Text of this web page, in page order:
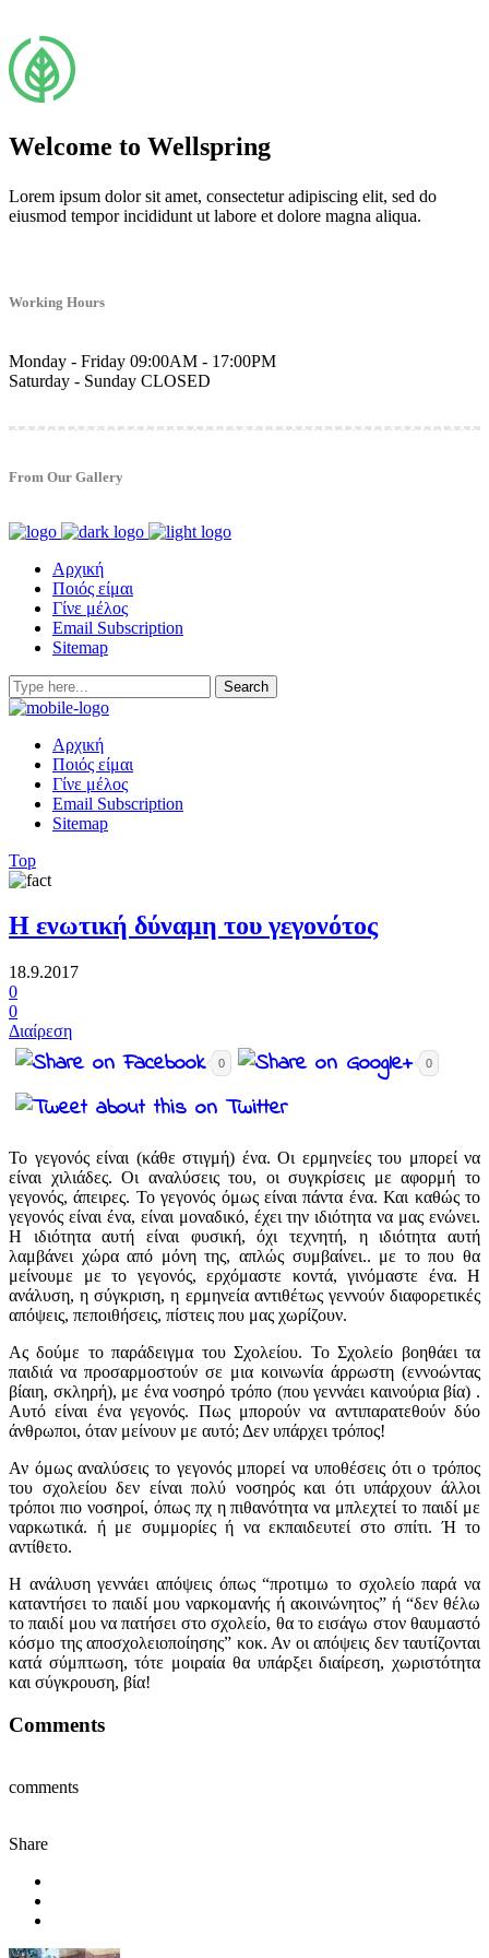
Welcome to Wellspring
Lorem ipsum dolor sit amet, consectetur adipiscing elit, sed do
eiusmod tempor incididunt ut labore et dolore magna aliqua.
Working Hours
Monday - Friday 09:00AM - 17:00PM
Saturday - Sunday CLOSED
From Our Gallery
Αρχική
Ποιός είμαι
Γίνε μέλος
Email Subscription
Sitemap
Αρχική
Ποιός είμαι
Γίνε μέλος
Email Subscription
Sitemap
Top
Η ενωτική δύναμη του γεγονότος
18.9.2017
0
0
Διαίρεση
0 0
Το γεγονός είναι (κάθε στιγμή) ένα. Οι ερμηνείες του μπορεί να
είναι χιλιάδες. Οι αναλύσεις του, οι συγκρίσεις με αφορμή το
γεγονός, άπειρες. Το γεγονός όμως είναι πάντα ένα. Και καθώς το
γεγονός είναι ένα, είναι μοναδικό, έχει την ιδιότητα να μας ενώνει.
Η ιδιότητα αυτή είναι φυσική, όχι τεχνητή, η ιδιότητα αυτή
λαμβάνει χώρα από μόνη της, απλώς συμβαίνει.. με το που θα
μείνουμε με το γεγονός, ερχόμαστε κοντά, γινόμαστε ένα. H
ανάλυση, η σύγκριση, η ερμηνεία αντιθέτως γεννούν διαφορετικές
απόψεις, πεποιθήσεις, πίστεις που μας χωρίζουν.
Ας δούμε το παράδειγμα του Σχολείου. Το Σχολείο βοηθάει τα
παιδιά να προσαρμοστούν σε μια κοινωνία άρρωστη (εννοώντας
βίαιη, σκληρή), με ένα νοσηρό τρόπο (που γεννάει καινούρια βία) .
Αυτό είναι ένα γεγονός. Πως μπορούν να αντιπαρατεθούν δύο
άνθρωποι, όταν μείνουν με αυτό; Δεν υπάρχει τρόπος!
Αν όμως αναλύσεις το γεγονός μπορεί να υποθέσεις ότι ο τρόπος
του σχολείου δεν είναι πολύ νοσηρός και ότι υπάρχουν άλλοι
τρόποι πιο νοσηροί, όπως πχ η πιθανότητα να μπλεχτεί το παιδί με
ναρκωτικά. ή με συμμορίες ή να εκπαιδευτεί στο σπίτι. Ή το
αντίθετο.
Η ανάλυση γεννάει απόψεις όπως “προτιμω το σχολείο παρά να
καταντήσει το παιδί μου ναρκομανής ή ακοινώνητος” ή “δεν θέλω
το παιδί μου να πατήσει στο σχολείο, θα το εισάγω στον θαυμαστό
κόσμο της αποσχολειοποίησης” κοκ. Αν οι απόψεις δεν ταυτίζονται
κατά σύμπτωση, τότε μοιραία θα υπάρξει διαίρεση, χωριστότητα
και σύγκρουση, βία!
Comments
comments
Share